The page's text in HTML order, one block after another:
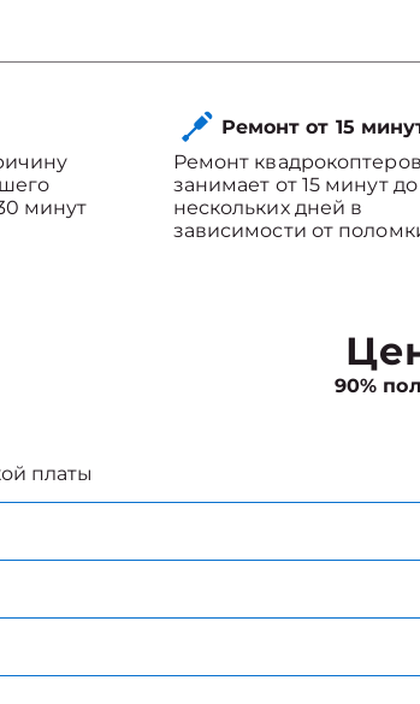
минут
Ремонт от 15
Ремонт квадрокоптеров
занимает от 15 минут до
нескольких дней в
зависимости от
90%
платы